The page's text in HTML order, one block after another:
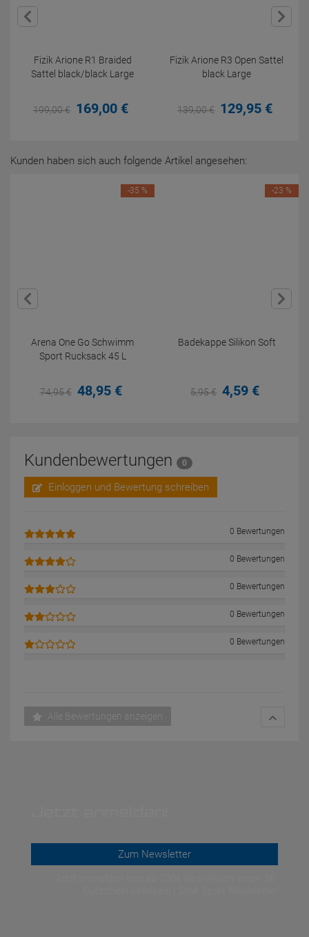
Fizik Arione R1 Braided
Sattel black/black Large
199,00€ 169,00 €
Fizik Arione R3 Open Sattel
black Large
139,00€ 129,95 €
Kunden haben sich auch folgende Artikel angesehen:
Arena One Go Schwimm
Sport Rucksack 45 L
74,95€ 48,95 €
-35 %
Badekappe Silikon Soft
5,95€ 4,59 €
-23 %
Kundenbewertungen 0
Einloggen und Bewertung schreiben
0 Bewertungen
0 Bewertungen
0 Bewertungen
0 Bewertungen
0 Bewertungen
Alle Bewertungen anzeigen
Zum Newsletter